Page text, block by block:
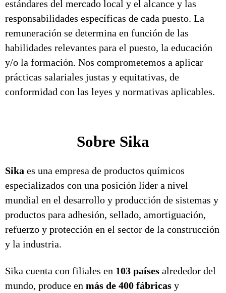
estándares del mercado local y el alcance y las
responsabilidades específicas de cada puesto. La
remuneración se determina en función de las
habilidades relevantes para el puesto, la educación
y/o la formación. Nos comprometemos a aplicar
prácticas salariales justas y equitativas, de
conformidad con las leyes y normativas aplicables.
Sobre Sika
Sika es una empresa de productos químicos
especializados con una posición líder a nivel
mundial en el desarrollo y producción de sistemas y
productos para adhesión, sellado, amortiguación,
refuerzo y protección en el sector de la construcción
y la industria.
Sika cuenta con filiales en 103 países alrededor del
mundo, produce en más de 400 fábricas y